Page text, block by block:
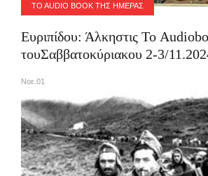
TO AUDIO BOOK ΤΗΣ ΗΜΈΡΑΣ
Ευριπίδου: Άλκηστις Το
τουΣαββατοκύριακου 2-3/
Νοε.01